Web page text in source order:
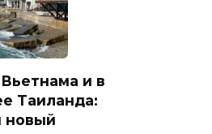
и в
Таиланда:
новый